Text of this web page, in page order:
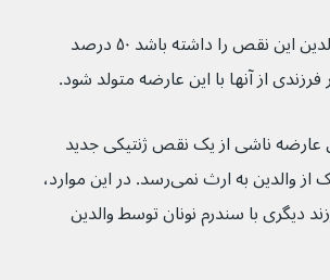
اگر فقط یکی از والدین این نقص را داشته باشد ۵۰ درصد
از آنها با این عارضه متولد شود.
عارضه ناشی از یک نقص ژنتیکی جدید
است که از هیچ یک از والدین به ارث نمی‌رسد. در این موارد،
دیگری با سندرم نونان توسط والدین